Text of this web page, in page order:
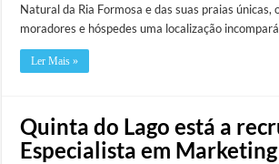
Natural da Ria Formosa e das suas praias únicas,
moradores e hóspedes uma localização
Ler Mais »
Quinta do Lago está a
Especialista em